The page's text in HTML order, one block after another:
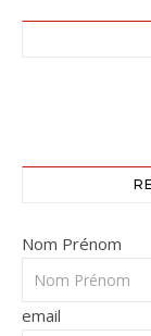
Nom Prénom
email